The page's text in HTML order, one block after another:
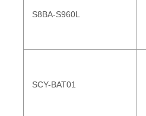
S8BA-S960L
SCY-BAT01